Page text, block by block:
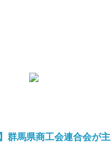
群馬県商工会連合会が主